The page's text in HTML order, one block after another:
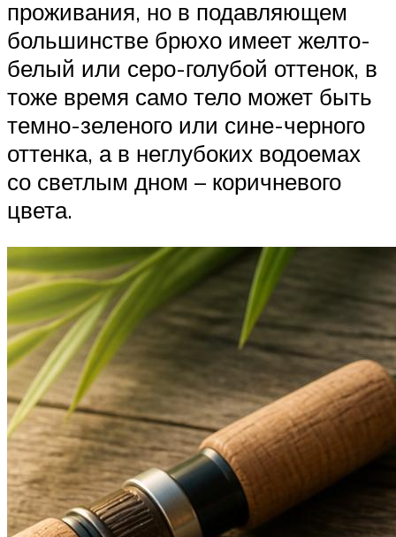
проживания, но в подавляющем
большинстве брюхо имеет желто-
белый или серо-голубой оттенок, в
тоже время само тело может быть
темно-зеленого или сине-черного
оттенка, а в неглубоких водоемах
со светлым дном – коричневого
цвета.